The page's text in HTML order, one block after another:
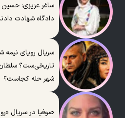
ساغر عزیزی: حسین
دادگاه شهادت
سریال رویای نیمه
تاریخی‌ست؟
شهر حله کجاست؟
صوفیا در سریال